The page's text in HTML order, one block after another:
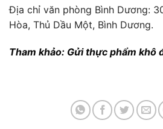
Địa chỉ văn phòng Bình Dương:
Hòa, Thủ Dầu Một, Bình Dương.
Tham khảo: Gửi thực phẩm khô